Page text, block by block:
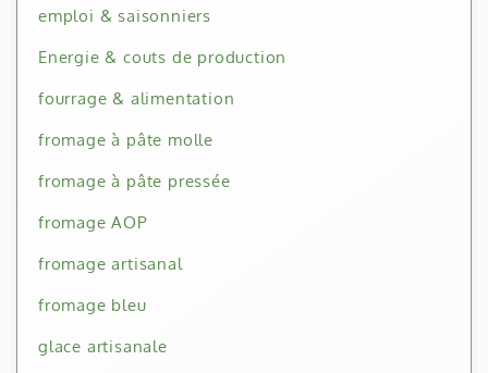
emploi & saisonniers
Energie & couts de production
fourrage & alimentation
fromage à pâte molle
fromage à pâte pressée
fromage AOP
fromage artisanal
fromage bleu
glace artisanale